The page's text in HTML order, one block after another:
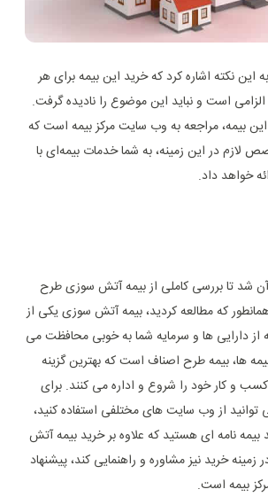
این نکته اشاره کرد که خرید این بیمه برای هر
است و نباید این موضوع را نادیده گرفت.
این بیمه، مراجعه به وب سایت مرکز بیمه است که
لازم در این زمینه، به شما خدمات بیمه‌ای با
خواهد داد.
شد تا بررسی کاملی از بیمه آتش سوزی طرح
که مطالعه کردید، بیمه آتش سوزی یکی از
از دارایی ها و سرمایه شما به خوبی محافظت می
ها، بیمه طرح اصناف است که بهترین گزینه
و کار خود را شروع و اداره می کنند. برای
توانید از وب سایت های مختلفی استفاده کنید،
بیمه نامه ای هستید که علاوه بر خرید بیمه آتش
خرید نیز مشاوره و راهنمایی کند، پیشنهاد
بیمه است.